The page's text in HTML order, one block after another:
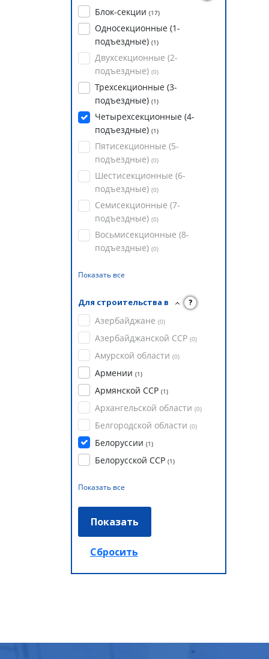
Блок-секции (17)
Односекционные (1-
подъездные) (1)
Двухсекционные (2-
подъездные) (0)
Трехсекционные (3-
подъездные) (1)
Четырехсекционные (4-
подъездные) (1)
Пятисекционные (5-
подъездные) (0)
Шестисекционные (6-
подъездные) (0)
Семисекционные (7-
подъездные) (0)
Восьмисекционные (8-
подъездные) (0)
Показать все
Для строительства в ?
Азербайджане (0)
Азербайджанской ССР (0)
Амурской области (0)
Армении (1)
Армянской ССР (1)
Архангельской области (0)
Белгородской области (0)
Белоруссии (1)
Белорусской ССР (1)
Показать все